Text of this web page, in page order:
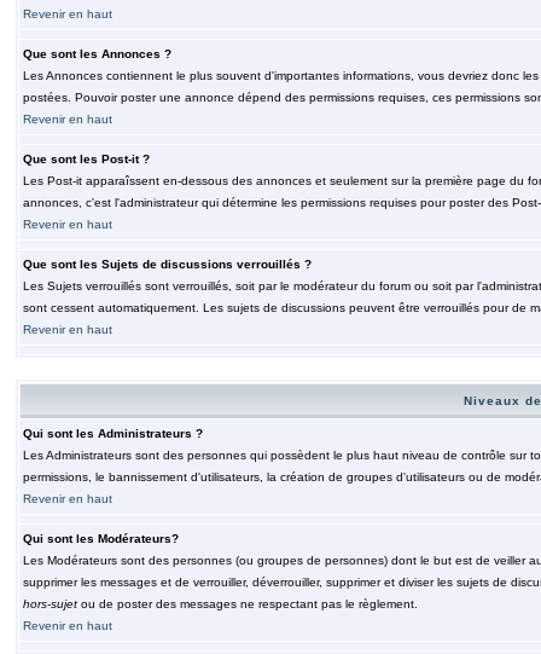
Revenir en haut
Que sont les Annonces ?
Les Annonces contiennent le plus souvent d'importantes informations, vous devriez donc
postées. Pouvoir poster une annonce dépend des permissions requises, ces permissions
Revenir en haut
Que sont les Post-it ?
Les Post-it apparaîssent en-dessous des annonces et seulement sur la première page du
annonces, c'est l'administrateur qui détermine les permissions requises pour poster des
Revenir en haut
Que sont les Sujets de discussions verrouillés ?
Les Sujets verrouillés sont verrouillés, soit par le modérateur du forum ou soit par
sont cessent automatiquement. Les sujets de discussions peuvent être verrouillés pour de
Revenir en haut
Niveaux
Qui sont les Administrateurs ?
Les Administrateurs sont des personnes qui possèdent le plus haut niveau de contrôle sur
permissions, le bannissement d'utilisateurs, la création de groupes d'utilisateurs ou de
Revenir en haut
Qui sont les Modérateurs?
Les Modérateurs sont des personnes (ou groupes de personnes) dont le but est de veiller
supprimer les messages et de verrouiller, déverrouiller, supprimer et diviser les sujets de
hors-sujetou de poster des messages ne respectant pas le règlement.
Revenir en haut